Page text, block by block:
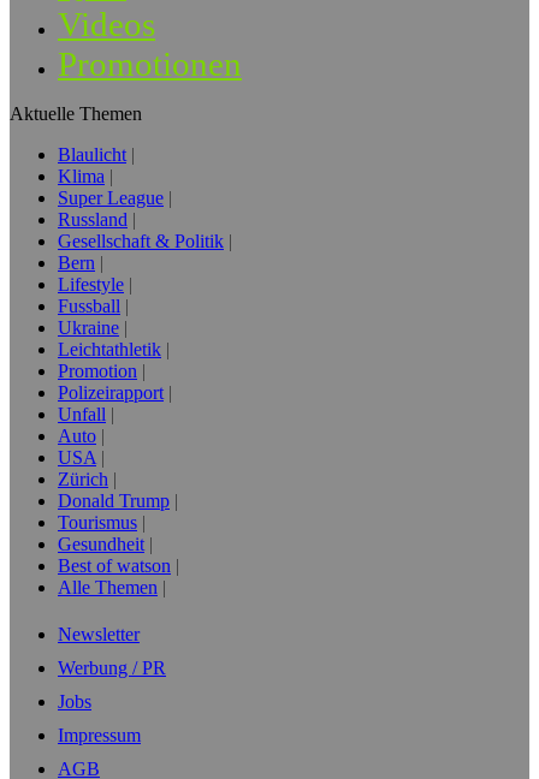
Videos
Promotionen
Aktuelle Themen
Blaulicht
Klima
Super League
Russland
Gesellschaft & Politik
Bern
Lifestyle
Fussball
Ukraine
Leichtathletik
Promotion
Polizeirapport
Unfall
Auto
USA
Zürich
Donald Trump
Tourismus
Gesundheit
Best of watson
Alle Themen
Newsletter
Werbung / PR
Jobs
Impressum
AGB